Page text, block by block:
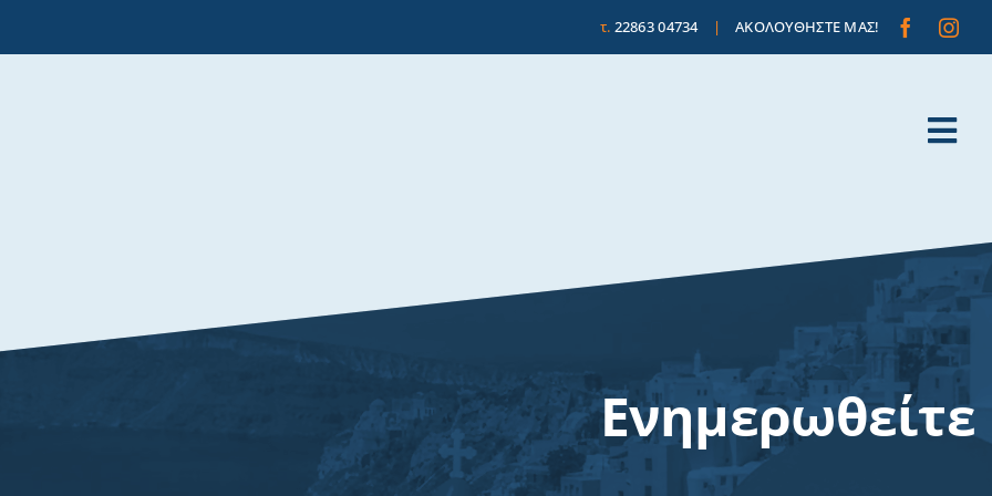
τ. 22863 04734 |ΑΚΟΛΟΥΘΗΣΤΕ ΜΑΣ!
Ενημερωθείτε